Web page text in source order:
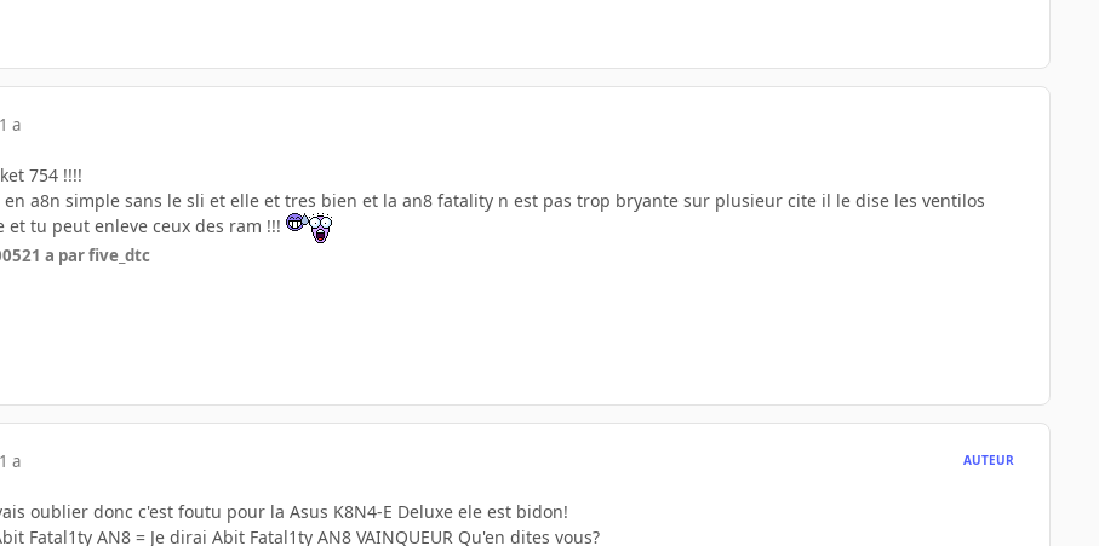
a
754 !!!!
a8n simple sans le sli et elle et tres bien et la an8 fatality n est pas trop bryante sur plusieur cite il le dise les ventilos
tu peut enleve ceux des ram !!!
21 a par five_dtc
a AUTEUR
oublier donc c'est foutu pour la Asus K8N4-E Deluxe ele est bidon!
Fatal1ty AN8 = Je dirai Abit Fatal1ty AN8 VAINQUEUR Qu'en dites vous?